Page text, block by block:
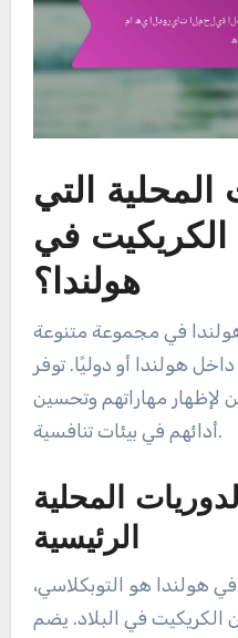
المحلية التي
في
هولندا؟
في مجموعة متنوعة
هولندا أو دوليًا. توفر
لإظهار مهاراتهم وتحسين
أدائهم في بيئات تنافسية.
المحلية
الرئيسية
هولندا هو التوبكلاسي،
الكريكيت في البلاد. يضم